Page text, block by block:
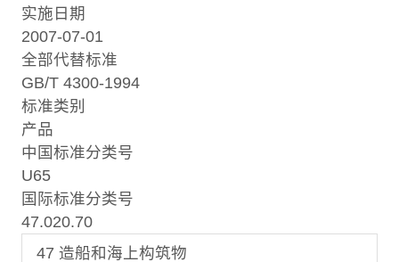
实施日期
2007-07-01
全部代替标准
GB/T 4300-1994
标准类别
产品
中国标准分类号
U65
国际标准分类号
47.020.70
47 造船和海上构筑物